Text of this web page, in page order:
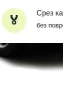
Срез
без